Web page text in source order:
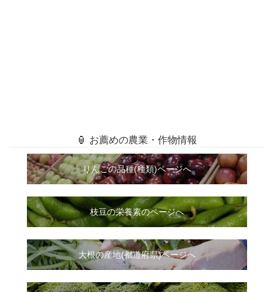
🏮 お薦めの農業・作物情報
りんごの品種(種類)ページへ
枝豆の栄養素のページへ
大根の産地(都道府県)ページへ